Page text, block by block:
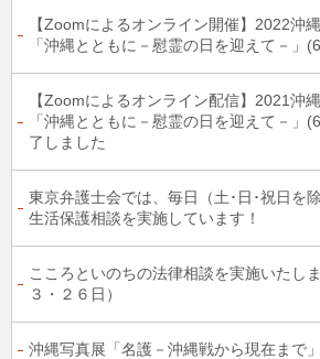
【Zoomによるオンライン開催】2022沖
「沖縄とともに－慰霊の日を迎えて－」
【Zoomによるオンライン配信】2021沖
「沖縄とともに－慰霊の日を迎えて－」
了しました
東京弁護士会では、毎日（土･日･祝日を
生活保護相談を実施しています！
こころといのちの法律相談を実施いたし
３・２６日）
沖縄写真展「名護－沖縄戦から現在まで